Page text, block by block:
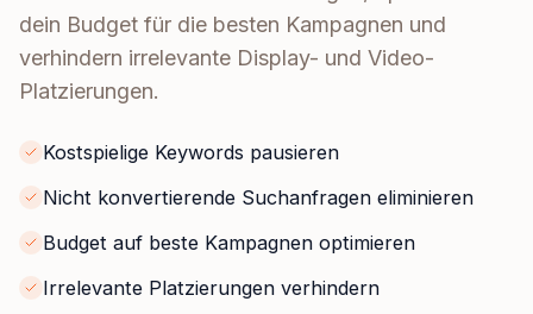
dein Budget für die besten Kampagnen und
verhindern irrelevante Display- und Video-
Platzierungen.
Kostspielige Keywords pausieren
Nicht konvertierende Suchanfragen eliminieren
Budget auf beste Kampagnen optimieren
Irrelevante Platzierungen verhindern